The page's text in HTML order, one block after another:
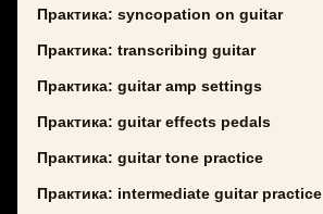
Практика: syncopation on guitar
Практика: transcribing guitar
Практика: guitar amp settings
Практика: guitar effects pedals
Практика: guitar tone practice
Практика: intermediate guitar practice